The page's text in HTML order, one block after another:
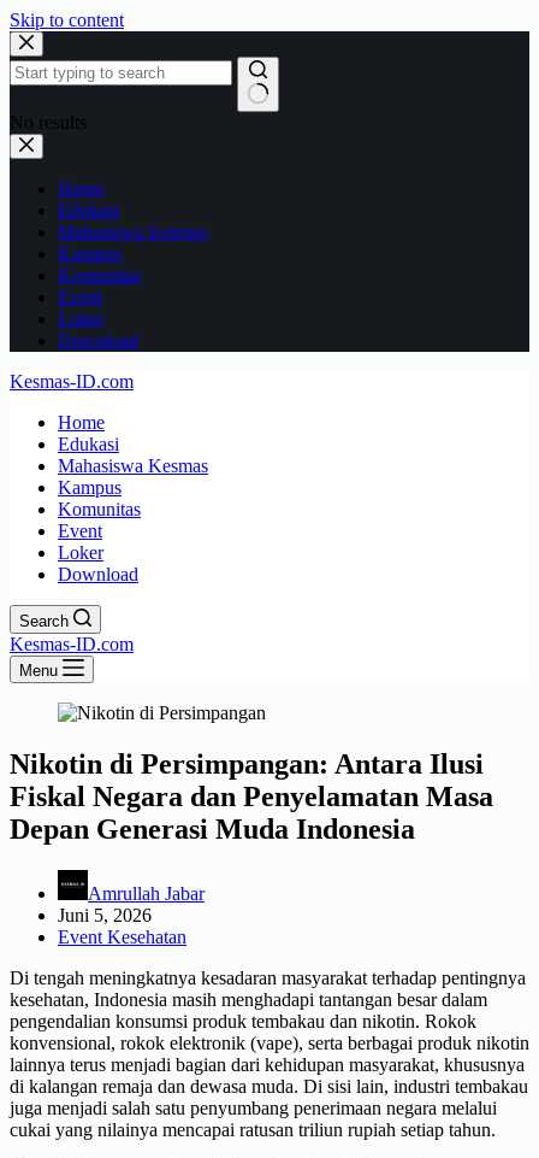
Skip to content
No results
Home
Edukasi
Mahasiswa Kesmas
Kampus
Komunitas
Event
Loker
Download
Kesmas-ID.com
Home
Edukasi
Mahasiswa Kesmas
Kampus
Komunitas
Event
Loker
Download
Search
Kesmas-ID.com
Menu
Nikotin di Persimpangan: Antara Ilusi
Fiskal Negara dan Penyelamatan Masa
Depan Generasi Muda Indonesia
Amrullah Jabar
Juni 5, 2026
Event Kesehatan
Di tengah meningkatnya kesadaran masyarakat terhadap pentingnya
kesehatan, Indonesia masih menghadapi tantangan besar dalam
pengendalian konsumsi produk tembakau dan nikotin. Rokok
konvensional, rokok elektronik (vape), serta berbagai produk nikotin
lainnya terus menjadi bagian dari kehidupan masyarakat, khususnya
di kalangan remaja dan dewasa muda. Di sisi lain, industri tembakau
juga menjadi salah satu penyumbang penerimaan negara melalui
cukai yang nilainya mencapai ratusan triliun rupiah setiap tahun.